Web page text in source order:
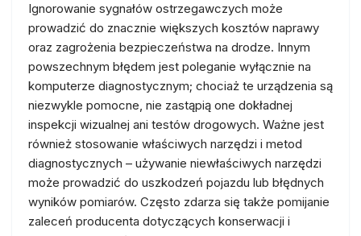
Ignorowanie sygnałów ostrzegawczych może
prowadzić do znacznie większych kosztów naprawy
oraz zagrożenia bezpieczeństwa na drodze. Innym
powszechnym błędem jest poleganie wyłącznie na
komputerze diagnostycznym; chociaż te urządzenia są
niezwykle pomocne, nie zastąpią one dokładnej
inspekcji wizualnej ani testów drogowych. Ważne jest
również stosowanie właściwych narzędzi i metod
diagnostycznych – używanie niewłaściwych narzędzi
może prowadzić do uszkodzeń pojazdu lub błędnych
wyników pomiarów. Często zdarza się także pomijanie
zaleceń producenta dotyczących konserwacji i